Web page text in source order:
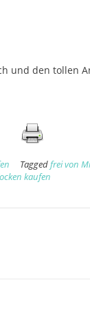
und den tollen
Taggedfrei von
kaufen